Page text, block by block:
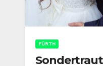
FÜRTH